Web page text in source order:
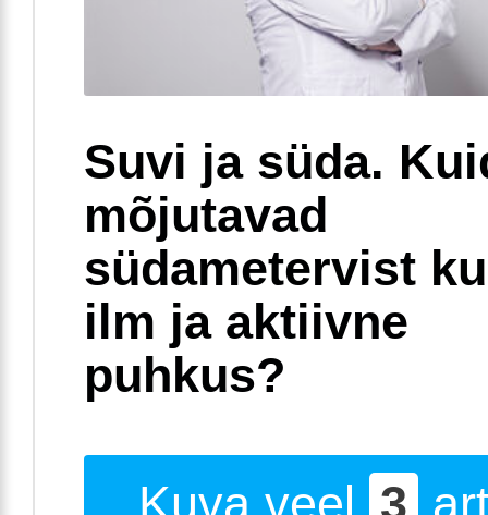
Suvi ja süda.
mõjutavad
südametervist
ilm ja aktiivne
puhkus?
Kuva veel 3